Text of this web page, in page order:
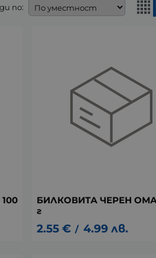
по:
БИЛКОВИТА ЧЕРЕН
г
2.55 € / 4.99 лв.